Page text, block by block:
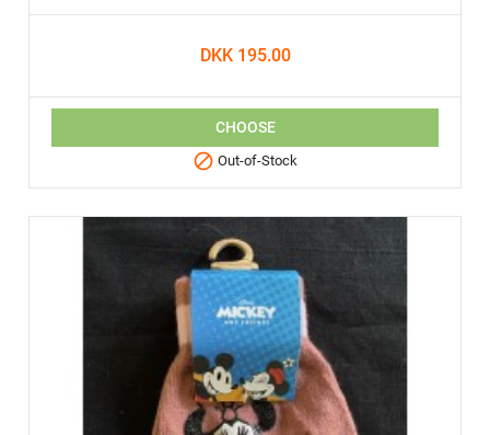
DKK 195.00
CHOOSE
 Out-of-Stock